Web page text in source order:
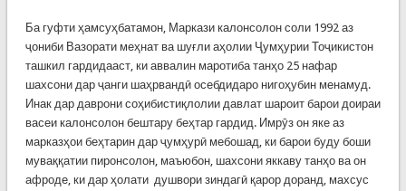
Ба гуфти ҳамсуҳбатамон, Маркази калонсолон соли 1992 аз
ҷониби Вазорати меҳнат ва шуғли аҳолии Ҷумҳурии Тоҷикистон
ташкил гардидааст, ки аввалин маротиба танҳо 25 нафар
шахсони дар ҷанги шаҳрвандӣ осебдидаро нигоҳубин менамуд.
Инак дар даврони соҳибистиқлолии давлат шароит барои доираи
васеи калонсолон бештару беҳтар гардид. Имрӯз он яке аз
марказҳои беҳтарин дар ҷумҳурӣ мебошад, ки барои буду боши
муваққатии пиронсолон, маъюбон, шахсони яккаву танҳо ва он
афроде, ки дар ҳолати душвори зиндагӣ қарор доранд, махсус